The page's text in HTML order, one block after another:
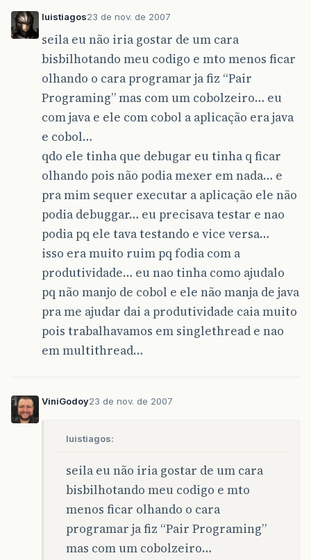
luistiagos23 de nov. de 2007
seila eu não iria gostar de um cara
bisbilhotando meu codigo e mto menos ficar
olhando o cara programar ja fiz “Pair
Programing” mas com um cobolzeiro… eu
com java e ele com cobol a aplicação era java
e cobol…
qdo ele tinha que debugar eu tinha q ficar
olhando pois não podia mexer em nada… e
pra mim sequer executar a aplicação ele não
podia debuggar… eu precisava testar e nao
podia pq ele tava testando e vice versa…
isso era muito ruim pq fodia com a
produtividade… eu nao tinha como ajudalo
pq não manjo de cobol e ele não manja de java
pra me ajudar dai a produtividade caia muito
pois trabalhavamos em singlethread e nao
em multithread…
ViniGodoy23 de nov. de 2007
luistiagos:
seila eu não iria gostar de um cara
bisbilhotando meu codigo e mto
menos ficar olhando o cara
programar ja fiz “Pair Programing”
mas com um cobolzeiro…